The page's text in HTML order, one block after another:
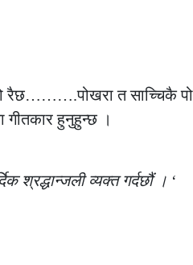
रैछ……….पोखरा त साच्चिकै
हुनुहुन्छ ।
श्रद्धान्जली व्यक्त गर्दछौं । ‘